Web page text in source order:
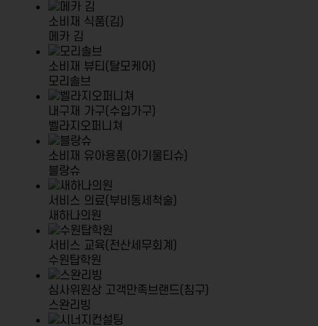
소비재 식품(김)
메카 김
소비재 뷰티(탈모케어)
모리솔브
내구재 가구(수입가구)
벨라지오퍼니쳐
소비재 유아용품(아기물티슈)
블랑슈
서비스 의료(부비동세척술)
새하나의원
서비스 교육(전산세무회계)
수원탑학원
심사위원상 고객만족브랜드(침구)
스완리빙